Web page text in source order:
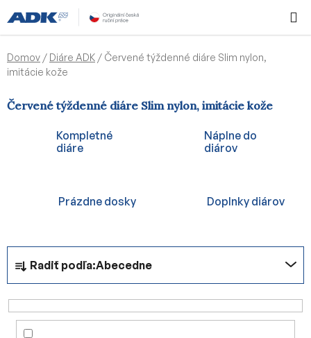
na
obsah
KOŠÍK
Domov / Diáre ADK / Červené týždenné diáre Slim nylon,
imitácie kože
Červené týždenné diáre Slim nylon, imitácie kože
Kompletné
diáre
Náplne do
diárov
Prázdne dosky Doplnky diárov
R
d
e
n
Radiť podľa:Abecedne